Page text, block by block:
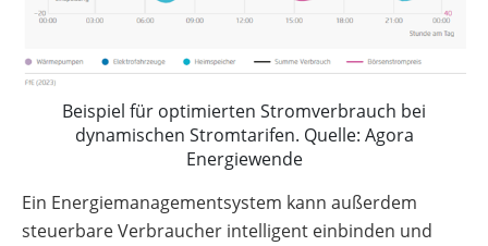
Beispiel für optimierten Stromverbrauch bei
dynamischen Stromtarifen. Quelle: Agora
Energiewende
Ein Energiemanagementsystem kann außerdem
steuerbare Verbraucher intelligent einbinden und